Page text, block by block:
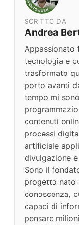
SCRITTO DA
Andrea
Appassionato
tecnologia e
trasformato
porto avanti
tempo mi
contenuti
processi
artificiale
divulgazione
Sono il
progetto nato
conoscenza,
capaci di
pensare